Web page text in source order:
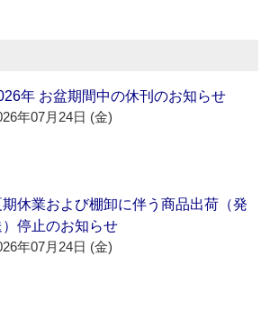
年 お盆期間中の休刊のお知らせ
年07月24日 (金)
期休業および棚卸に伴う商品出荷（発
）停止のお知らせ
年07月24日 (金)